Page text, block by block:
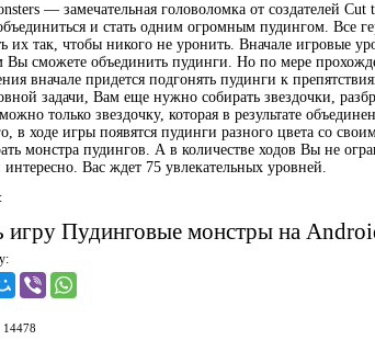
— замечательная головоломка от создателей
и стать одним огромным пудингом. Все
их так, чтобы никого не уронить. Вначале игровые
сможете объединить пудинги. Но по мере
вначале придется подгонять пудинги к
задачи, Вам еще нужно собирать звездочки,
только звездочку, которая в результате
в ходе игры появятся пудинги разного цвета со
монстра пудингов. А в количестве ходов Вы не
интересно. Вас ждет 75 увлекательных уровней.
игру Пудинговые монстры на
14478